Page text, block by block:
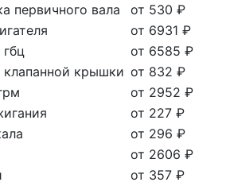
первичного вала
от 530 ₽
от 6931 ₽
от 6585 ₽
крышки от 832 ₽
от 2952 ₽
от 227 ₽
от 296 ₽
от 2606 ₽
от 357 ₽